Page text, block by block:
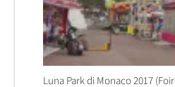
Luna Park di Monaco 2017